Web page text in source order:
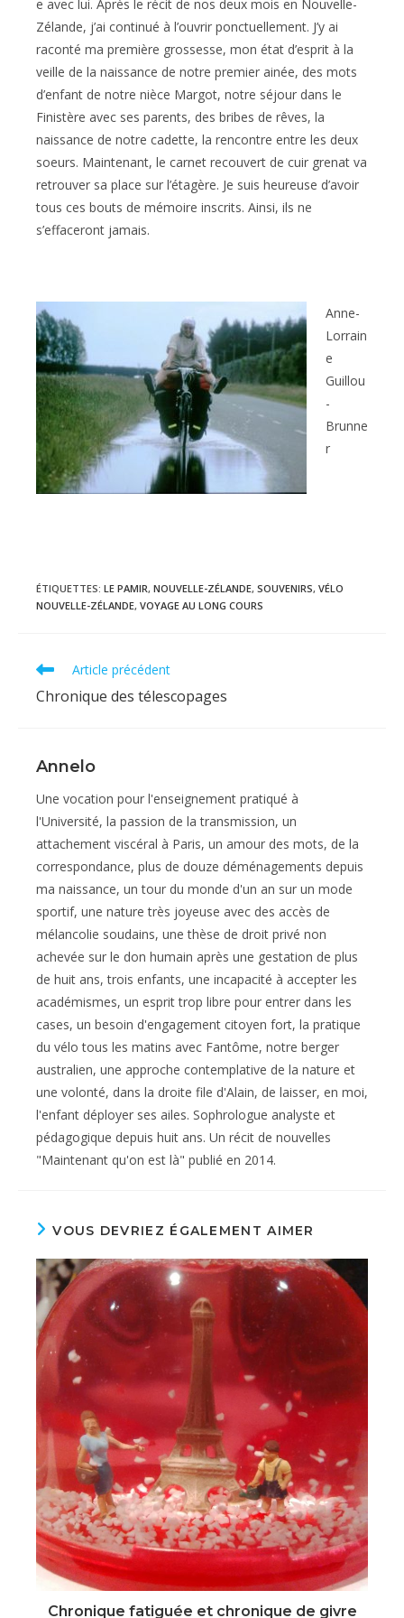
e avec lui. Après le récit de nos deux mois en Nouvelle-
Zélande, j’ai continué à l’ouvrir ponctuellement. J’y ai
raconté ma première grossesse, mon état d’esprit à la
veille de la naissance de notre premier ainée, des mots
d’enfant de notre nièce Margot, notre séjour dans le
Finistère avec ses parents, des bribes de rêves, la
naissance de notre cadette, la rencontre entre les deux
soeurs. Maintenant, le carnet recouvert de cuir grenat va
retrouver sa place sur l’étagère. Je suis heureuse d’avoir
tous ces bouts de mémoire inscrits. Ainsi, ils ne
s’effaceront jamais.
Anne-
Lorrain
e
Guillou
-
Brunne
r
ÉTIQUETTES: LE PAMIR, NOUVELLE-ZÉLANDE, SOUVENIRS, VÉLO
NOUVELLE-ZÉLANDE, VOYAGE AU LONG COURS
Read
articles
Article précédent
Chronique des télescopages
Annelo
Une vocation pour l'enseignement pratiqué à
l'Université, la passion de la transmission, un
attachement viscéral à Paris, un amour des mots, de la
correspondance, plus de douze déménagements depuis
ma naissance, un tour du monde d'un an sur un mode
sportif, une nature très joyeuse avec des accès de
mélancolie soudains, une thèse de droit privé non
achevée sur le don humain après une gestation de plus
de huit ans, trois enfants, une incapacité à accepter les
académismes, un esprit trop libre pour entrer dans les
cases, un besoin d'engagement citoyen fort, la pratique
du vélo tous les matins avec Fantôme, notre berger
australien, une approche contemplative de la nature et
une volonté, dans la droite file d'Alain, de laisser, en moi,
l'enfant déployer ses ailes. Sophrologue analyste et
pédagogique depuis huit ans. Un récit de nouvelles
"Maintenant qu'on est là" publié en 2014.
VOUS DEVRIEZ ÉGALEMENT AIMER
Chronique fatiguée et chronique de givre